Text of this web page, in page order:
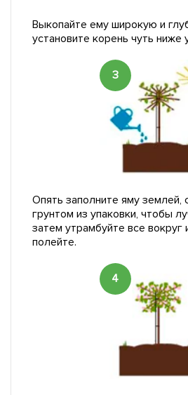
Выкопайте ему широкую и
установите корень чуть ниже
3
Опять заполните яму землей,
грунтом из упаковки, чтобы
затем утрамбуйте все вокруг
полейте.
4